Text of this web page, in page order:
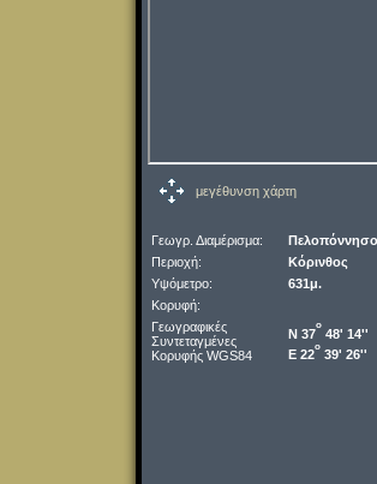
μεγέθυνση χάρτη
Γεωγρ. Διαμέρισμα:
Περιοχή:
Κόρινθος
Υψόμετρο:
631μ.
Κορυφή:
Γεωγραφικές
Συντεταγμένες
Κορυφής WGS84
Ν 37
o
48' 14''
Ε 22
o
39' 26''